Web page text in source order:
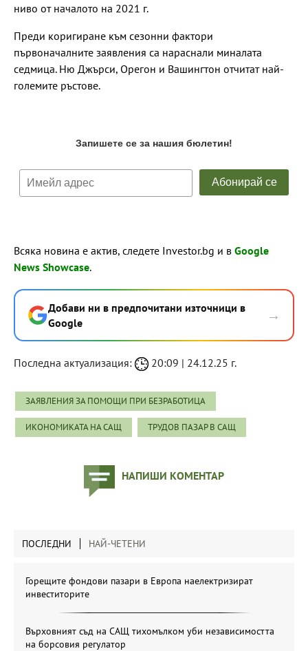
ниво от началото на 2021 г.
Преди коригиране към сезонни фактори
първоначалните заявления са нараснали миналата
седмица. Ню Джърси, Орегон и Вашингтон отчитат най-
големите ръстове.
Всяка новина е актив, следете Investor.bg и в Google
News Showcase.
Добави ни в предпочитани източници в
Google
→
Последна актуализация: 20:09 | 24.12.25 г.
ЗАЯВЛЕНИЯ ЗА ПОМОЩИ ПРИ БЕЗРАБОТИЦА
ИКОНОМИКАТА НА САЩ ТРУДОВ ПАЗАР В САЩ
НАПИШИ КОМЕНТАР
ПОСЛЕДНИ НАЙ-ЧЕТЕНИ
Горещите фондови пазари в Европа наелектризират
инвеститорите
Върховният съд на САЩ тихомълком уби независимостта
на борсовия регулатор